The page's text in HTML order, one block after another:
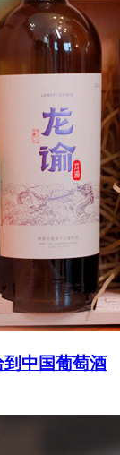
中国葡萄酒